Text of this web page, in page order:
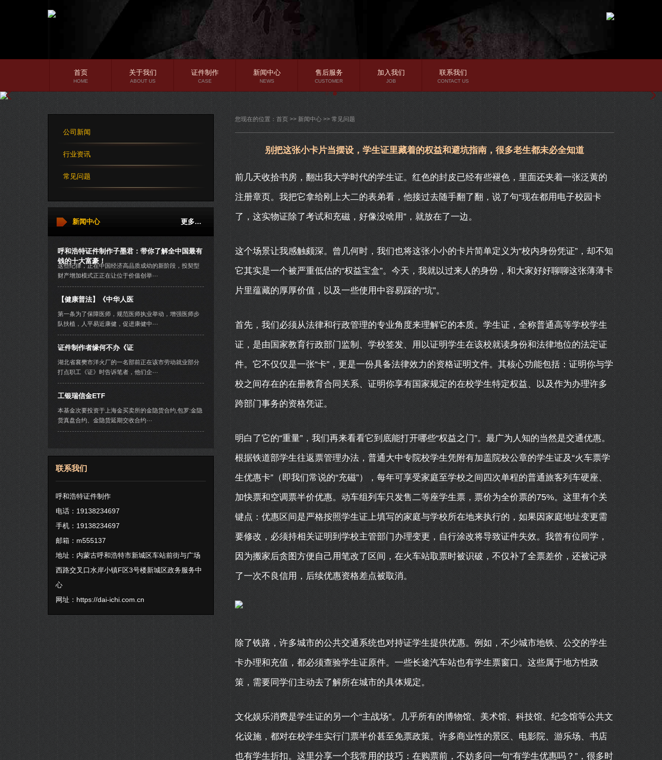
行业资讯
常见问题
首页
HOME
关于我们
ABOUT US
证件制作
CASE
新闻中心
NEWS
售后服务
CUSTOMER
加入我们
JOB
联系我们
CONTACT US
公司新闻
行业资讯
常见问题
更多…
新闻中心
呼和浩特证件制作子墨君：带你了解全中国最有
钱的十大富豪！
这些纪律，正在中国经济高品质成幼的新阶段，投契型
财产增加模式正正在让位于价值创举···
【健康普法】《中华人医
第一条为了保障医师，规范医师执业举动，增强医师步
队扶植，人平易近康健，促进康健中···
证件制作者缘何不办《证
湖北省襄樊市洋火厂的一名部前正在该市劳动就业部分
打点职工《证》时告诉笔者，他们企···
工银瑞信金ETF
本基金次要投资于上海金买卖所的金隐货合约,包罗:金隐
货真盘合约、金隐货延期交收合约···
联系我们
呼和浩特证件制作
电话：19138234697
手机：19138234697
邮箱：m555137
地址：内蒙古呼和浩特市新城区车站前街与广场
西路交叉口水岸小镇F区3号楼新城区政务服务中
心
网址： https://dai-ichi.com.cn
您现在的位置： 首页 >> 新闻中心 >> 常见问题
别把这张小卡片当摆设，学生证里藏着的权益和避坑指南，很多老生都未必全知道
前几天收拾书房，翻出我大学时代的学生证。红色的封皮已经有些褪色，里面还夹着一张泛黄的
注册章页。我把它拿给刚上大二的表弟看，他接过去随手翻了翻，说了句“现在都用电子校园卡
了，这实物证除了考试和充磁，好像没啥用”，就放在了一边。
这个场景让我感触颇深。曾几何时，我们也将这张小小的卡片简单定义为“校内身份凭证”，却不知
它其实是一个被严重低估的“权益宝盒”。今天，我就以过来人的身份，和大家好好聊聊这张薄薄卡
片里蕴藏的厚厚价值，以及一些使用中容易踩的“坑”。
首先，我们必须从法律和行政管理的专业角度来理解它的本质。学生证，全称普通高等学校学生
证，是由国家教育行政部门监制、学校签发、用以证明学生在该校就读身份和法律地位的法定证
件。它不仅仅是一张“卡”，更是一份具备法律效力的资格证明文件。其核心功能包括：证明你与学
校之间存在的在册教育合同关系、证明你享有国家规定的在校学生特定权益、以及作为办理许多
跨部门事务的资格凭证。
明白了它的“重量”，我们再来看看它到底能打开哪些“权益之门”。最广为人知的当然是交通优惠。
根据铁道部学生往返票管理办法，普通大中专院校学生凭附有加盖院校公章的学生证及“火车票学
生优惠卡”（即我们常说的“充磁”），每年可享受家庭至学校之间四次单程的普通旅客列车硬座、
加快票和空调票半价优惠。动车组列车只发售二等座学生票，票价为全价票的75%。这里有个关
键点：优惠区间是严格按照学生证上填写的家庭与学校所在地来执行的，如果因家庭地址变更需
要修改，必须持相关证明到学校主管部门办理变更，自行涂改将导致证件失效。我曾有位同学，
因为搬家后贪图方便自己用笔改了区间，在火车站取票时被识破，不仅补了全票差价，还被记录
了一次不良信用，后续优惠资格差点被取消。
除了铁路，许多城市的公共交通系统也对持证学生提供优惠。例如，不少城市地铁、公交的学生
卡办理和充值，都必须查验学生证原件。一些长途汽车站也有学生票窗口。这些属于地方性政
策，需要同学们主动去了解所在城市的具体规定。
文化娱乐消费是学生证的另一个“主战场”。几乎所有的博物馆、美术馆、科技馆、纪念馆等公共文
化设施，都对在校学生实行门票半价甚至免票政策。许多商业性的景区、电影院、游乐场、书店
也有学生折扣。这里分享一个我常用的技巧：在购票前，不妨多问一句“有学生优惠吗？”，很多时